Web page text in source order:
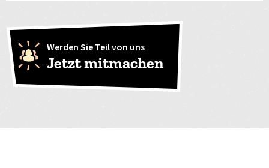
Werden Sie Teil von uns
Jetzt mitmachen